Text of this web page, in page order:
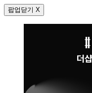
팝업닫기 X